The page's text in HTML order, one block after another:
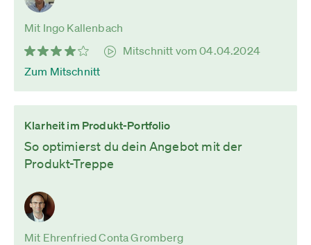
Mit Ingo Kallenbach
Mitschnitt vom 04.04.2024
Zum Mitschnitt
Klarheit im Produkt-Portfolio
So optimierst du dein Angebot mit der
Produkt-Treppe
Mit Ehrenfried Conta Gromberg